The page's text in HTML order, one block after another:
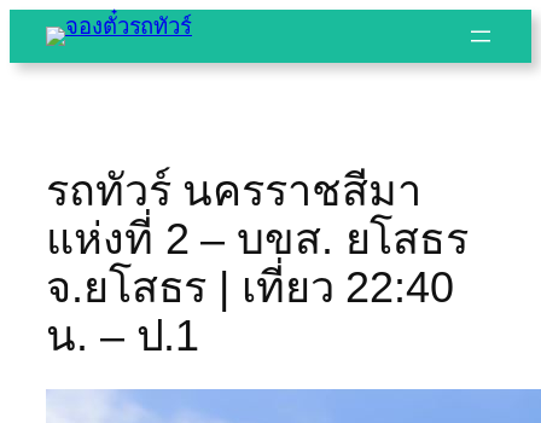
Skip
รถทัวร์ นครราชสีมา
แห่งที่ 2 – บขส. ยโสธร
จ.ยโสธร | เที่ยว 22:40
น. – ป.1